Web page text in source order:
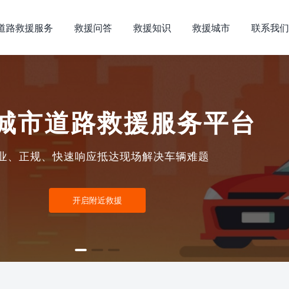
路救援服务 救援问答 救援知识 救援城市 联系我们
市道路救援服务平台
、正规、快速响应抵达现场解决车辆难题
开启附近救援